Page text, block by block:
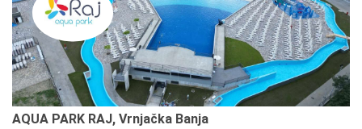
AQUA PARK RAJ, Vrnjačka Banja